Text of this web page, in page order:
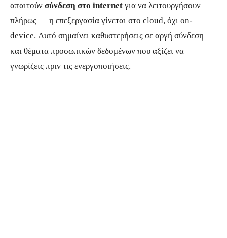
απαιτούν σύνδεση στο internet για να λειτουργήσουν
πλήρως — η επεξεργασία γίνεται στο cloud, όχι on-
device. Αυτό σημαίνει καθυστερήσεις σε αργή σύνδεση
και θέματα προσωπικών δεδομένων που αξίζει να
γνωρίζεις πριν τις ενεργοποιήσεις.